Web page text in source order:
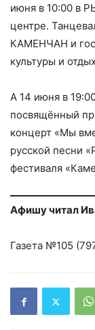
июня в 10:00 в
центре.
КАМЕНЧАН и
культуры и
А 14 июня в
посвящённый
концерт «Мы
русской песни
фестиваля
Афишу читал
Газета №105